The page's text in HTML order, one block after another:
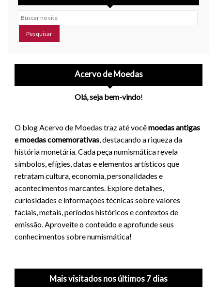
Buscar no site
Acervo de Moedas
Olá, seja bem-vindo!
O blog Acervo de Moedas traz até vocêmoedas antigas
e moedas comemorativas, destacando a riqueza da
história monetária. Cada peça numismática revela
símbolos, efígies, datas e elementos artísticos que
retratam cultura, economia, personalidades e
acontecimentos marcantes. Explore detalhes,
curiosidades e informações técnicas sobre valores
faciais, metais, períodos históricos e contextos de
emissão. Aproveite o conteúdo e aprofunde seus
conhecimentos sobre numismática!
Mais visitados nos últimos 7 dias